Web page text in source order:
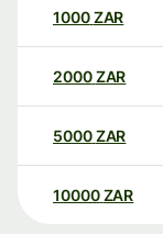
1000ZAR
2000ZAR
5000ZAR
10000 ZAR